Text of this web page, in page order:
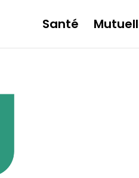
Santé